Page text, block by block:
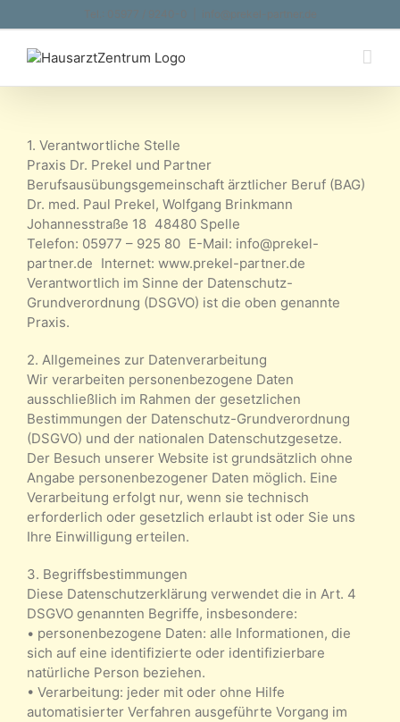
Inhalt
springen
1. Verantwortliche Stelle
Praxis Dr. Prekel und Partner
Berufsausübungsgemeinschaft ärztlicher Beruf (BAG)
Dr. med. Paul Prekel, Wolfgang Brinkmann
Johannesstraße 18 48480 Spelle
Telefon: 05977 – 925 80 E-Mail: info@prekel-
partner.de Internet: www.prekel-partner.de
Verantwortlich im Sinne der Datenschutz-
Grundverordnung (DSGVO) ist die oben genannte
Praxis.
2. Allgemeines zur Datenverarbeitung
Wir verarbeiten personenbezogene Daten
ausschließlich im Rahmen der gesetzlichen
Bestimmungen der Datenschutz-Grundverordnung
(DSGVO) und der nationalen Datenschutzgesetze.
Der Besuch unserer Website ist grundsätzlich ohne
Angabe personenbezogener Daten möglich. Eine
Verarbeitung erfolgt nur, wenn sie technisch
erforderlich oder gesetzlich erlaubt ist oder Sie uns
Ihre Einwilligung erteilen.
3. Begriffsbestimmungen
Diese Datenschutzerklärung verwendet die in Art. 4
DSGVO genannten Begriffe, insbesondere:
• personenbezogene Daten: alle Informationen, die
sich auf eine identifizierte oder identifizierbare
natürliche Person beziehen.
• Verarbeitung: jeder mit oder ohne Hilfe
automatisierter Verfahren ausgeführte Vorgang im